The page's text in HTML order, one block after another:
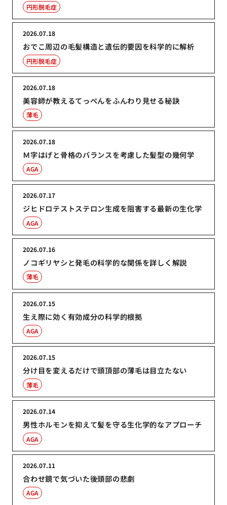
円形脱毛症
おでこ周辺の毛髪構造と遺伝的要因を科学的に解析
2026.07.18
円形脱毛症
美容師が教えるてっぺんをふんわり見せる秘訣
2026.07.18
薄毛
Ｍ字はげと骨格のバランスを考慮した髪型の幾何学
2026.07.18
AGA
ジヒドロテストステロン生成を阻害する最新の生化学
2026.07.17
AGA
ノコギリヤシと発毛の科学的な関係を詳しく解説
2026.07.16
薄毛
生え際に効く有効成分の科学的根拠
2026.07.15
AGA
分け目を変えるだけで頭頂部の薄毛は目立たない
2026.07.15
薄毛
男性ホルモンを抑えて髪を守る生化学的なアプローチ
2026.07.14
AGA
合わせ鏡で気づいた後頭部の悲劇
2026.07.11
AGA